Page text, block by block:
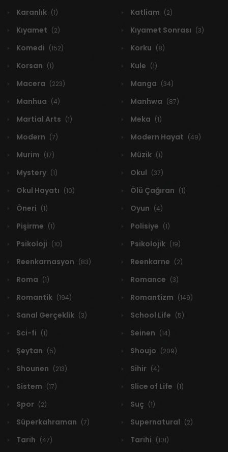
Karanlık (1) Katliam (2)
Kıyamet (2) Kıyamet Sonrası (3)
Komedi (152) Korku (8)
Korsan (1) Kule (1)
Macera (223) Manga (34)
Manhua (4) Manhwa (87)
Martial Arts (1) Meka (1)
Modern (7) Modern Hayat (49)
Murim (17) Müzik (1)
Mystery (1) Okul (37)
Okul Hayatı (10) Ölü Çağıran (1)
Öneri (1) Oyun (4)
Pişirme (1) Polisiye (1)
Psikoloji (10) Psikolojik (19)
Reenkarnasyon (83) Reenkarne (2)
Roma (1) Romance (3)
Romantik (194) Romantizm (149)
Sanal Gerçeklik (3) School Life (5)
Sci-fi (1) Seinen (14)
Şeytan (5) Shoujo (209)
Shounen (213) Sihir (4)
Sistem (17) Slice of Life (1)
Spor (2) Suç (1)
Süperkahraman (7) Supernatural (2)
Tarih (47) Tarihi (101)